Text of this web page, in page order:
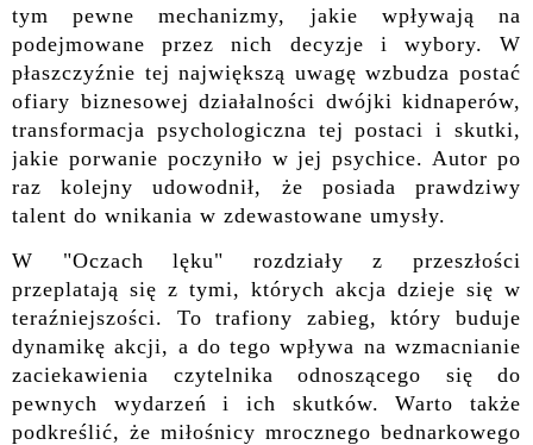
tym pewne mechanizmy, jakie wpływają na
podejmowane przez nich decyzje i wybory. W
płaszczyźnie tej największą uwagę wzbudza postać
ofiary biznesowej działalności dwójki kidnaperów,
transformacja psychologiczna tej postaci i skutki,
jakie porwanie poczyniło w jej psychice. Autor po
raz kolejny udowodnił, że posiada prawdziwy
talent do wnikania w zdewastowane umysły.
W "Oczach lęku" rozdziały z przeszłości
przeplatają się z tymi, których akcja dzieje się w
teraźniejszości. To trafiony zabieg, który buduje
dynamikę akcji, a do tego wpływa na wzmacnianie
zaciekawienia czytelnika odnoszącego się do
pewnych wydarzeń i ich skutków. Warto także
podkreślić, że miłośnicy mrocznego bednarkowego